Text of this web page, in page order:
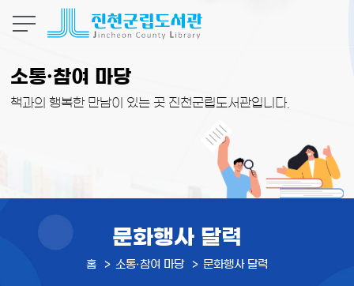
소통·참여 마당
책과의 행복한 만남이 있는 곳 진천군립도서관입니다.
문화행사 달력
홈 소통·참여 마당 문화행사 달력